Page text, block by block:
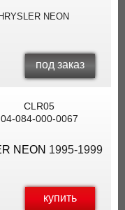
NEON
под заказ
CLR05
04-084-000-0067
NEON 1995-1999
купить